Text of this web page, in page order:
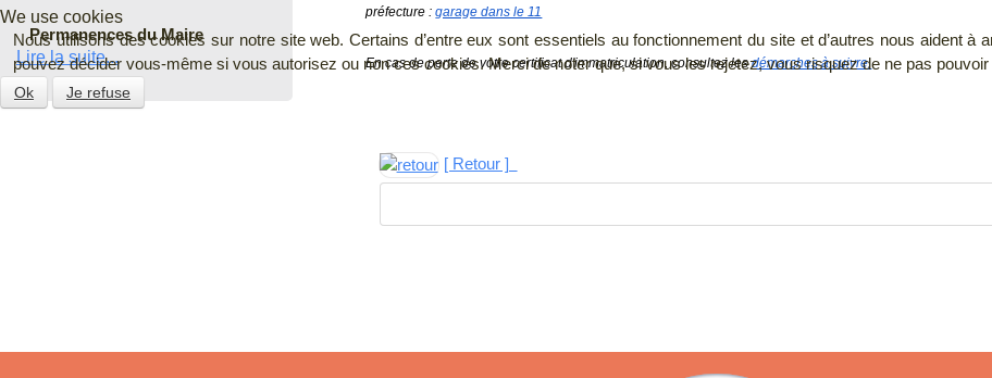
Permanences du Maire
Lire la suite...
préfecture : garage dans le 11
En cas de perte de votre certificat d'immatriculation, consultez les démarches à suivre.
[ Retour ]
We use cookies
Nous utilisons des cookies sur notre site web. Certains d’entre eux sont essentiels au fonctionnement du site et d’autres nous aident à
pouvez décider vous-même si vous autorisez ou non ces cookies. Merci de noter que, si vous les rejetez, vous risquez de ne pas pouvoir
Ok Je refuse